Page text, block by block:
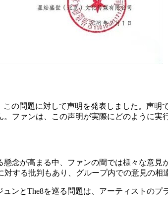
この問題に対して声明を発表しました。声
ファンは、この声明が実際にどのように実
懸念が高まる中、ファンの間では様々な意
対する批判もあり、グループ内での意見の相
ュンとThe8を巡る問題は、アーティストの